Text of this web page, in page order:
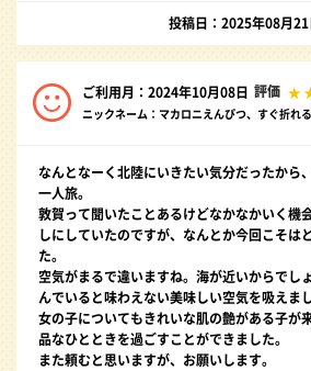
投稿日：2025年08月21
ご利用月：2024年10月08日 評価
ニックネーム：マカロニえんぴつ、すぐ折れ
なんとなーく北陸にいきたい気分だったから
一人旅。
敦賀って聞いたことあるけどなかなかいく機
しにしていたのですが、なんとか今回こそは
た。
空気がまるで違いますね。海が近いからでし
んでいると味わえない美味しい空気を吸えまし
女の子についてもきれいな肌の艶がある子が
品なひとときを過ごすことができました。
また頼むと思いますが、お願いします。